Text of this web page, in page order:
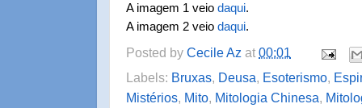
A imagem 1 veio daqui.
A imagem 2 veio daqui.
Posted by Cecile Az at 00:01
Labels: Bruxas, Deusa, Esoterismo,
Mistérios, Mito, Mitologia Chinesa,